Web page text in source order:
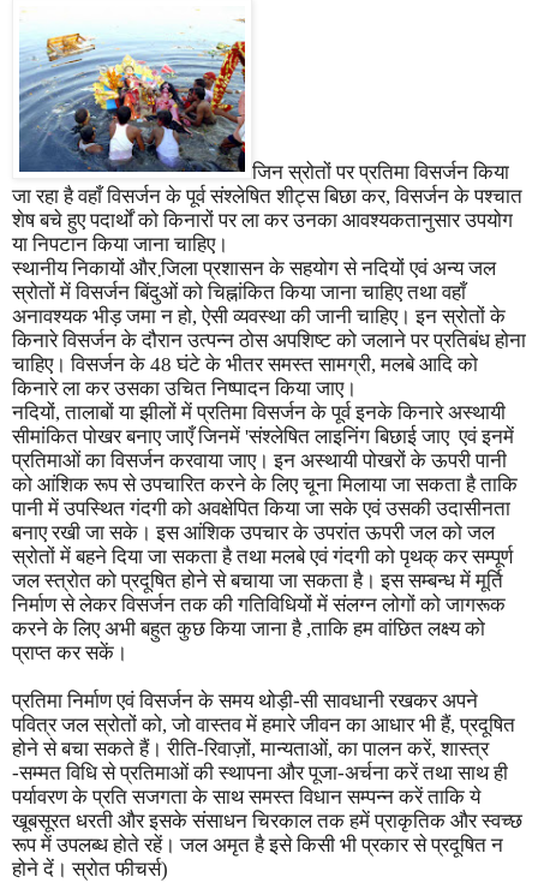
जिन स्रोतों पर प्रतिमा विसर्जन किया
जा रहा है वहाँ विसर्जन के पूर्व संश्लेषित शीट्स बिछा कर,विसर्जन के पश्चात
शेष बचे हुए पदार्थों को किनारों पर ला कर उनका आवश्यकतानुसार उपयोग
या निपटान किया जाना चाहिए।
स्थानीय निकायों और जि़ला प्रशासन के सहयोग से नदियों एवं अन्य जल
स्रोतों में विसर्जन बिंदुओं को चिह्नांकित किया जाना चाहिए तथा वहाँ
अनावश्यक भीड़ जमा न हो,ऐसी व्यवस्था की जानी चाहिए। इन स्रोतों के
किनारे विसर्जन के दौरान उत्पन्न ठोस अपशिष्ट को जलाने पर प्रतिबंध होना
चाहिए। विसर्जन के 48 घंटे के भीतर समस्त सामग्री,मलबे आदि को
किनारे ला कर उसका उचित निष्पादन किया जाए।
नदियों,तालाबों या झीलों में प्रतिमा विसर्जन के पूर्व इनके किनारे अस्थायी
सीमांकित पोखर बनाए जाएँ जिनमें 'संश्लेषित लाइनिंग बिछाई जाए एवं इनमें
प्रतिमाओं का विसर्जन करवाया जाए। इन अस्थायी पोखरों के ऊपरी पानी
को आंशिक रूप से उपचारित करने के लिए चूना मिलाया जा सकता है ताकि
पानी में उपस्थित गंदगी को अवक्षेपित किया जा सके एवं उसकी उदासीनता
बनाए रखी जा सके। इस आंशिक उपचार के उपरांत ऊपरी जल को जल
स्रोतों में बहने दिया जा सकता है तथा मलबे एवं गंदगी को पृथक् कर सम्पूर्ण
जल स्त्रोत को प्रदूषित होने से बचाया जा सकता है। इस सम्बन्ध में मूर्ति
निर्माण से लेकर विसर्जन तक की गतिविधियों में संलग्न लोगों को जागरूक
करने के लिए अभी बहुत कुछ किया जाना है ,ताकि हम वांछित लक्ष्य को
प्राप्त कर सकें।
प्रतिमा निर्माण एवं विसर्जन के समय थोड़ी-सी सावधानी रखकर अपने
पवित्र जल स्रोतों को,जो वास्तव में हमारे जीवन का आधार भी हैं,प्रदूषित
होने से बचा सकते हैं। रीति-रिवाज़ों,मान्यताओं,का पालन करें,शास्त्र
-सम्मत विधि से प्रतिमाओं की स्थापना और पूजा-अर्चना करें तथा साथ ही
पर्यावरण के प्रति सजगता के साथ समस्त विधान सम्पन्न करें ताकि ये
खूबसूरत धरती और इसके संसाधन चिरकाल तक हमें प्राकृतिक और स्वच्छ
रूप में उपलब्ध होते रहें। जल अमृत है इसे किसी भी प्रकार से प्रदूषित न
होने दें। स्रोत फीचर्स)